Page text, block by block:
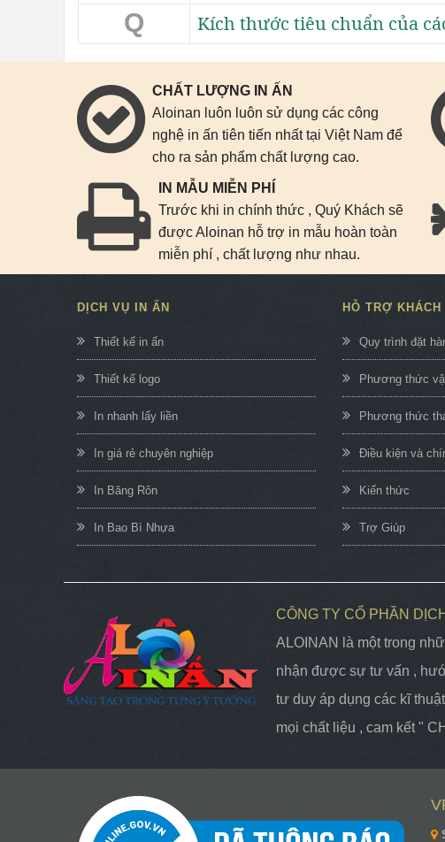
Q Kích thước tiêu chuẩn của
CHẤT LƯỢNG IN ẤN
Aloinan luôn luôn sử dụng các công
nghệ in ấn tiên tiến nhất tại Việt Nam để
cho ra sản phẩm chất lượng cao.
IN MẪU MIỄN PHÍ
Trước khi in chính thức , Quý Khách sẽ
được Aloinan hỗ trợ in mẫu hoàn toàn
miễn phí , chất lượng như nhau.
DỊCH VỤ IN ẤN
Thiết kế in ấn
Thiết kế logo
In nhanh lấy liền
In giá rẻ chuyên nghiệp
In Băng Rôn
In Bao Bì Nhựa
HỖ TRỢ KHÁCH
Quy trình đặt
Phương thức
Phương thức
Điều kiện và
Kiến thức
Trợ Giúp
CÔNG TY CỔ PHẦN
ALOINAN là một trong
nhận được sự tư vấn ,
tư duy áp dụng các kĩ
mọi chất liệu , cam kết "